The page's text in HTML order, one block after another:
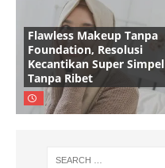
Flawless Makeup Tanpa
Foundation, Resolusi
Kecantikan Super Simpel
Tanpa Ribet